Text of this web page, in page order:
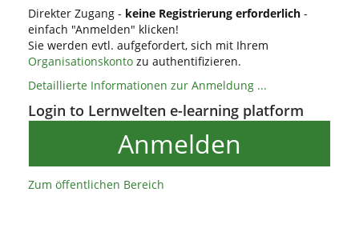
Direkter Zugang - keine Registrierung erforderlich -
einfach "Anmelden" klicken!
Sie werden evtl. aufgefordert, sich mit Ihrem
Organisationskonto zu authentifizieren.
Detaillierte Informationen zur Anmeldung ...
Login to Lernwelten e-learning platform
Anmelden
Zum öffentlichen Bereich